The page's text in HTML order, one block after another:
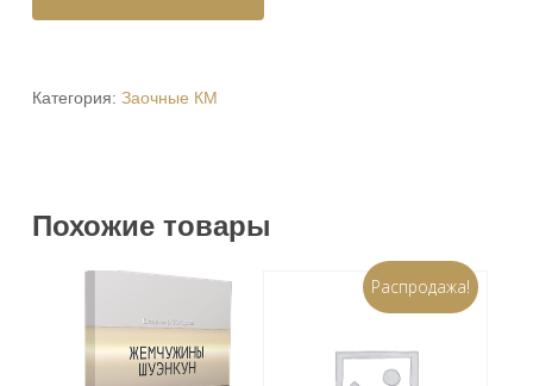
Категория: Заочные КМ
Похожие товары
Распродажа!